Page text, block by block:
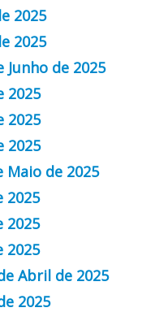
2025
2025
Junho de 2025
2025
2025
2025
Maio de 2025
2025
2025
2025
Abril de 2025
2025